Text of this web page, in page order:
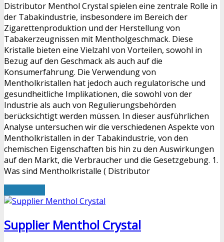
Distributor Menthol Crystal spielen eine zentrale Rolle in
der Tabakindustrie, insbesondere im Bereich der
Zigarettenproduktion und der Herstellung von
Tabakerzeugnissen mit Mentholgeschmack. Diese
Kristalle bieten eine Vielzahl von Vorteilen, sowohl in
Bezug auf den Geschmack als auch auf die
Konsumerfahrung. Die Verwendung von
Mentholkristallen hat jedoch auch regulatorische und
gesundheitliche Implikationen, die sowohl von der
Industrie als auch von Regulierungsbehörden
berücksichtigt werden müssen. In dieser ausführlichen
Analyse untersuchen wir die verschiedenen Aspekte von
Mentholkristallen in der Tabakindustrie, von den
chemischen Eigenschaften bis hin zu den Auswirkungen
auf den Markt, die Verbraucher und die Gesetzgebung. 1.
Was sind Mentholkristalle ( Distributor
Supplier Menthol Crystal